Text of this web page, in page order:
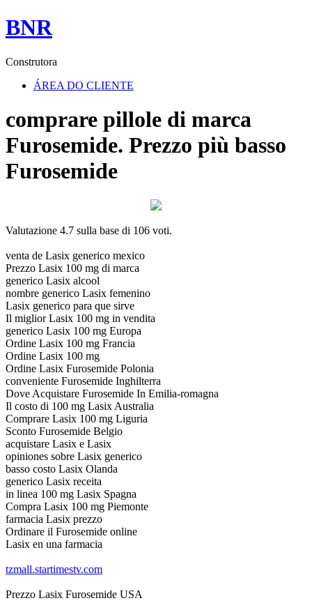
BNR
Construtora
ÁREA DO CLIENTE
comprare pillole di marca
Furosemide. Prezzo più basso
Furosemide
Valutazione 4.7 sulla base di 106 voti.
venta de Lasix generico mexico
Prezzo Lasix 100 mg di marca
generico Lasix alcool
nombre generico Lasix femenino
Lasix generico para que sirve
Il miglior Lasix 100 mg in vendita
generico Lasix 100 mg Europa
Ordine Lasix 100 mg Francia
Ordine Lasix 100 mg
Ordine Lasix Furosemide Polonia
conveniente Furosemide Inghilterra
Dove Acquistare Furosemide In Emilia-romagna
Il costo di 100 mg Lasix Australia
Comprare Lasix 100 mg Liguria
Sconto Furosemide Belgio
acquistare Lasix e Lasix
opiniones sobre Lasix generico
basso costo Lasix Olanda
generico Lasix receita
in linea 100 mg Lasix Spagna
Compra Lasix 100 mg Piemonte
farmacia Lasix prezzo
Ordinare il Furosemide online
Lasix en una farmacia
tzmall.startimestv.com
Prezzo Lasix Furosemide USA